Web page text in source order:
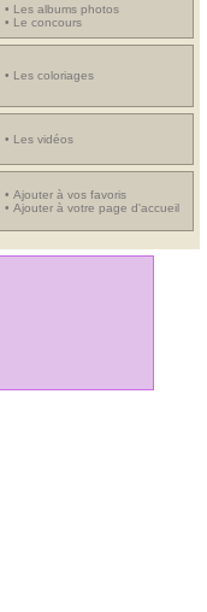
• Les albums photos
• Le concours
• Les coloriages
• Les vidéos
• Ajouter à vos favoris
• Ajouter à votre page d'accueil